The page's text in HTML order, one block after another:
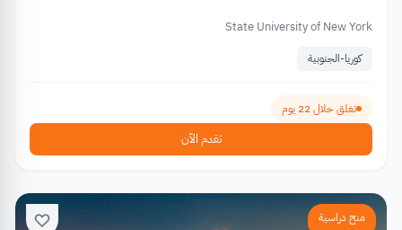
State University of New York
كوريا-الجنوبية
تغلق خلال 22 يوم
تقدم الآن
منح دراسية